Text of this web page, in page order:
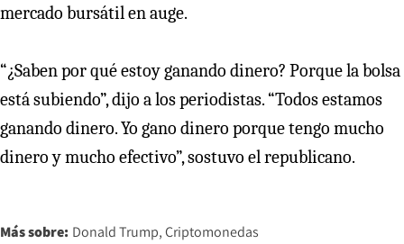
mercado bursátil en auge.
“¿Saben por qué estoy ganando dinero? Porque la bolsa
está subiendo”, dijo a los periodistas. “Todos estamos
ganando dinero. Yo gano dinero porque tengo mucho
dinero y mucho efectivo”, sostuvo el republicano.
Más sobre: Donald Trump Criptomonedas